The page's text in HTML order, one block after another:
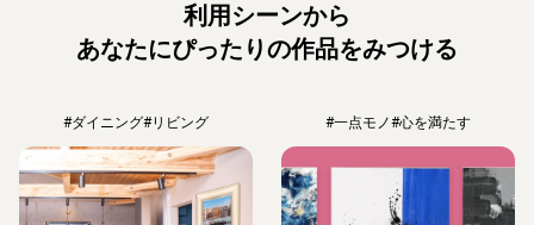
利用シーンから
あなたにぴったりの作品をみつける
#ダイニング#リビング #一点モノ#心を満たす